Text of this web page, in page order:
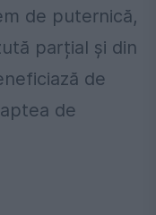
de puternică,
parțial și din
de
de